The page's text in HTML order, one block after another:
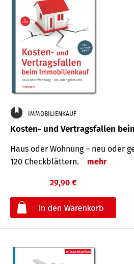
IMMOBILIENKAUF
Kosten- und Vertragsfallen
Haus oder Wohnung – neu oder
120 Check­blättern.
mehr
29,90 €